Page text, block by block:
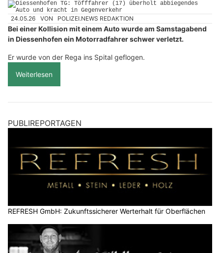
24.05.26 VON POLIZEI.NEWS REDAKTION
Bei einer Kollision mit einem Auto wurde am Samstagabend
in Diessenhofen ein Motorradfahrer schwer verletzt.
Er wurde von der Rega ins Spital geflogen.
Weiterlesen
PUBLIREPORTAGEN
REFRESH GmbH: Zukunftssicherer Werterhalt für Oberflächen